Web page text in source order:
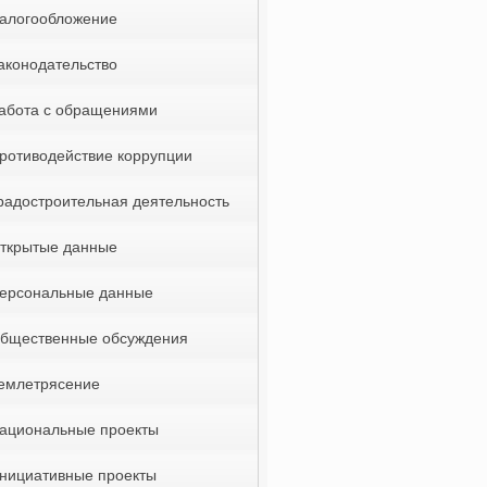
с обращениями
коррупции
деятельность
данные
данные
обсуждения
проекты
проекты